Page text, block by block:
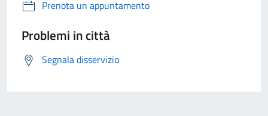
Prenota un appuntamento
Problemi in città
Segnala disservizio